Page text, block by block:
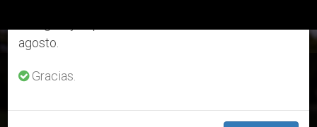
ÚLTIMAS NOTICIAS
Teología para Millennials: “Cuties”
agosto.
Gracias.